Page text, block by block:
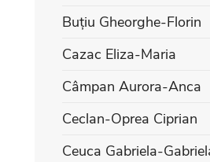
Buțiu Gheorghe-Florin
Cazac Eliza-Maria
Câmpan Aurora-Anca
Ceclan-Oprea Ciprian
Ceuca Gabriela-